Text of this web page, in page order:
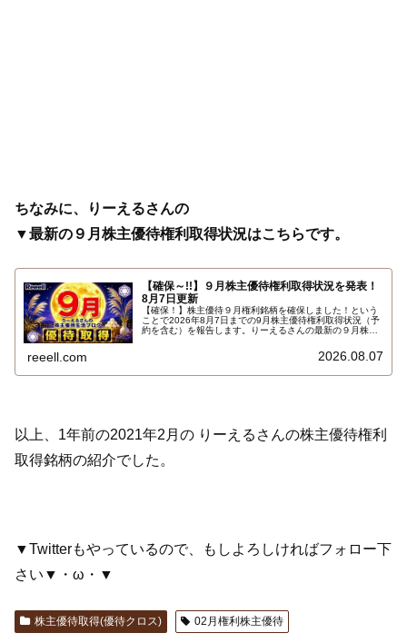
ちなみに、りーえるさんの
▼最新の９月株主優待権利取得状況はこちらです。
【確保～!!】９月株主優待権利取得状況を発表！
8月7日更新
【確保！】株主優待９月権利銘柄を確保しました！という
ことで2026年8月7日までの9月株主優待権利取得状況（予
約を含む）を報告します。りーえるさんの最新の９月株主
reeell.com 2026.08.07
以上、1年前の2021年2月の りーえるさんの株主優待権利
取得銘柄の紹介でした。
▼Twitterもやっているので、もしよろしければフォロー下
さい▼・ω・▼
株主優待取得(優待クロス) 02月権利株主優待